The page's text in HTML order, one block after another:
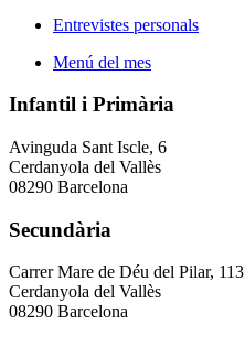
Entrevistes personals
Menú del mes
Infantil i Primària
Avinguda Sant Iscle, 6
Cerdanyola del Vallès
08290 Barcelona
Secundària
Carrer Mare de Déu del Pilar, 113
Cerdanyola del Vallès
08290 Barcelona